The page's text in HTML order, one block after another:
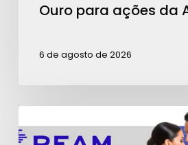
Ouro para ações da
6 de agosto de 2026
regressiva